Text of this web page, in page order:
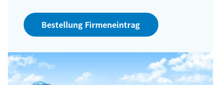
Bestellung Firmeneintrag